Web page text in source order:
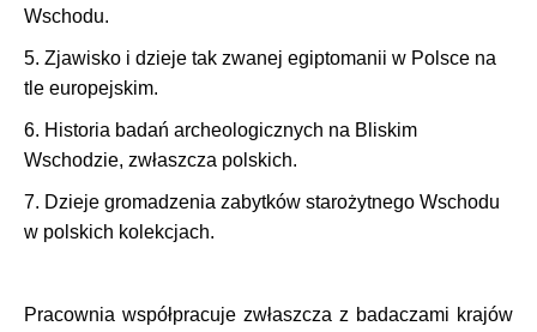
Wschodu.
5. Zjawisko i dzieje tak zwanej egiptomanii w Polsce na
tle europejskim.
6. Historia badań archeologicznych na Bliskim
Wschodzie, zwłaszcza polskich.
7. Dzieje gromadzenia zabytków starożytnego Wschodu
w polskich kolekcjach.
Pracownia współpracuje zwłaszcza z badaczami krajów